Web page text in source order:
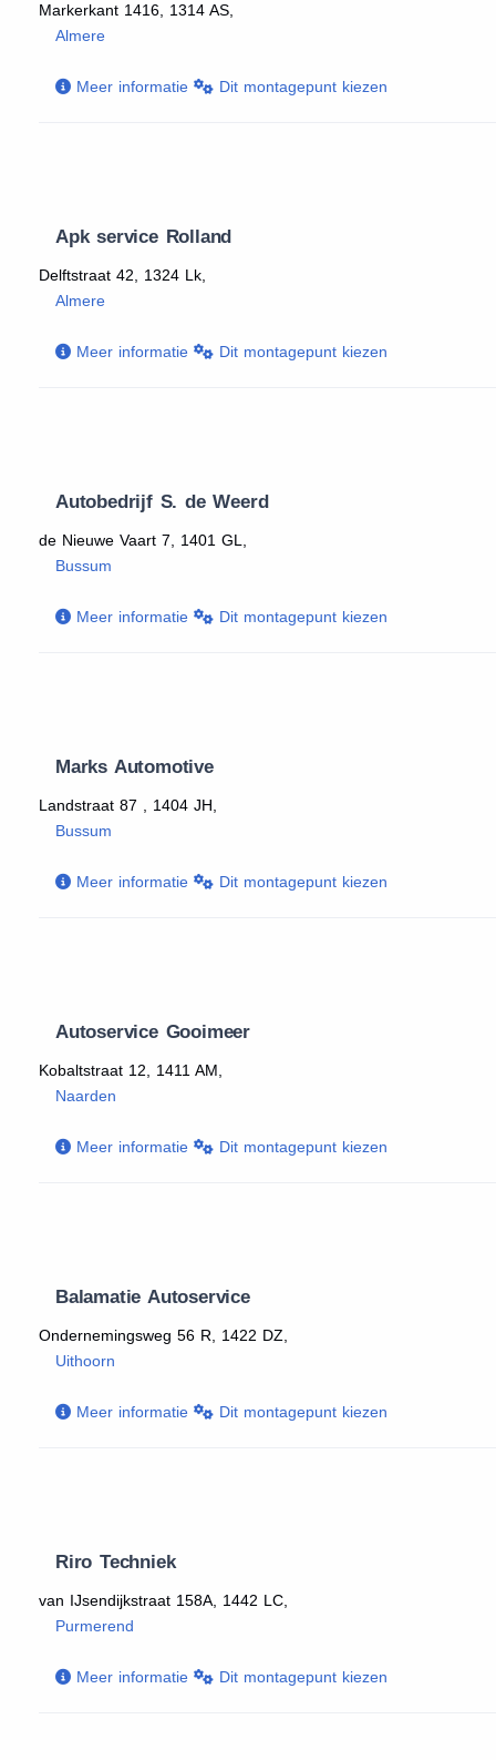
Markerkant 1416, 1314 AS,
Almere
Meer informatie Dit montagepunt kiezen
Apk service Rolland
Delftstraat 42, 1324 Lk,
Almere
Meer informatie Dit montagepunt kiezen
Autobedrijf S. de Weerd
de Nieuwe Vaart 7, 1401 GL,
Bussum
Meer informatie Dit montagepunt kiezen
Marks Automotive
Landstraat 87 , 1404 JH,
Bussum
Meer informatie Dit montagepunt kiezen
Autoservice Gooimeer
Kobaltstraat 12, 1411 AM,
Naarden
Meer informatie Dit montagepunt kiezen
Balamatie Autoservice
Ondernemingsweg 56 R, 1422 DZ,
Uithoorn
Meer informatie Dit montagepunt kiezen
Riro Techniek
van IJsendijkstraat 158A, 1442 LC,
Purmerend
Meer informatie Dit montagepunt kiezen